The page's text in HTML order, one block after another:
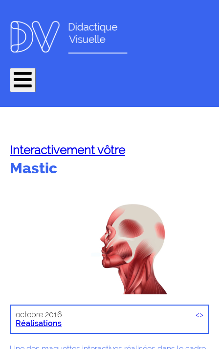
Interactivement vôtre
Mastic
octobre 2016
Réalisations
<>